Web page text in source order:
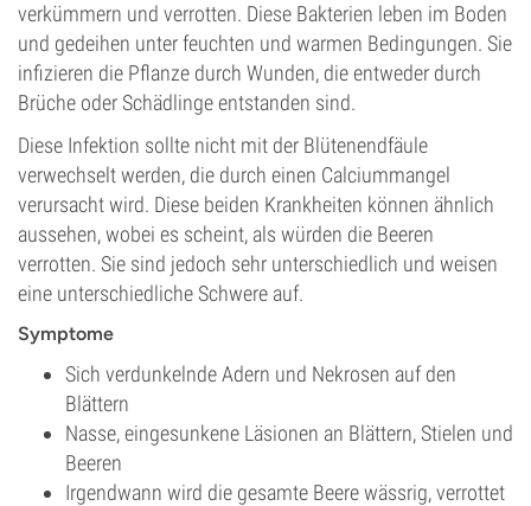
verkümmern und verrotten. Diese Bakterien leben im Boden
und gedeihen unter feuchten und warmen Bedingungen. Sie
infizieren die Pflanze durch Wunden, die entweder durch
Brüche oder Schädlinge entstanden sind.
Diese Infektion sollte nicht mit der Blütenendfäule
verwechselt werden, die durch einen Calciummangel
verursacht wird. Diese beiden Krankheiten können ähnlich
aussehen, wobei es scheint, als würden die Beeren
verrotten. Sie sind jedoch sehr unterschiedlich und weisen
eine unterschiedliche Schwere auf.
Symptome
Sich verdunkelnde Adern und Nekrosen auf den
Blättern
Nasse, eingesunkene Läsionen an Blättern, Stielen und
Beeren
Irgendwann wird die gesamte Beere wässrig, verrottet